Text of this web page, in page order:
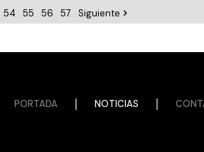
54
55 56 57 Siguiente
PORTADA NOTICIAS